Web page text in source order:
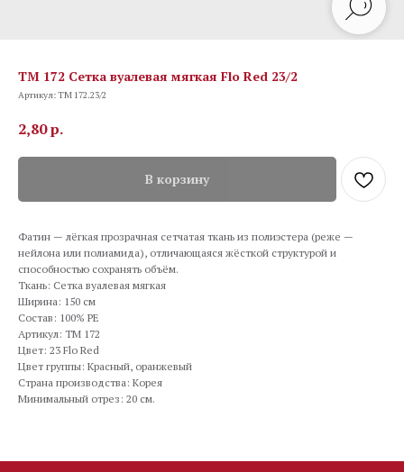
TM 172 Сетка вуалевая мягкая Flo Red 23/2
Артикул:TM 172.23/2
2,80р.
В корзину
Фатин — лёгкая прозрачная сетчатая ткань из полиэстера (реже —
нейлона или полиамида), отличающаяся жёсткой структурой и
способностью сохранять объём.
Ткань: Сетка вуалевая мягкая
Ширина: 150 см
Состав: 100% PE
Артикул: TM 172
Цвет: 23 Flo Red
Цвет группы: Красный, оранжевый
Страна производства: Корея
Минимальный отрез: 20 см.